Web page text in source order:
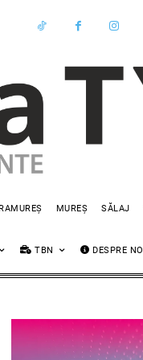
MUREȘ SĂLAJ
TBN DESPRE NOI